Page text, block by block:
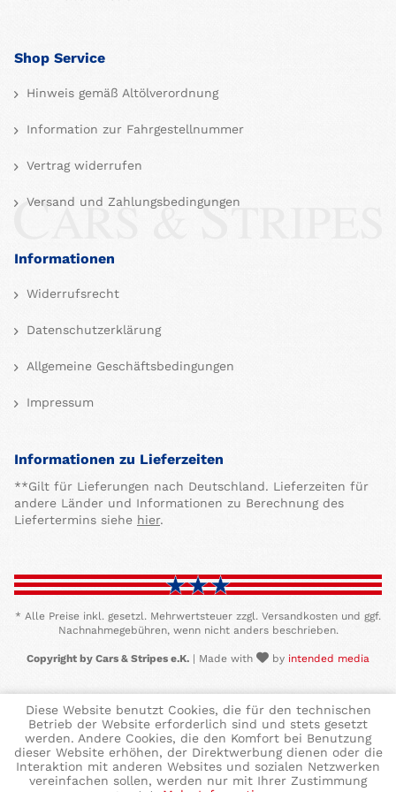
Shop Service
Hinweis gemäß Altölverordnung
Information zur Fahrgestellnummer
Vertrag widerrufen
Versand und Zahlungsbedingungen
Informationen
Widerrufsrecht
Datenschutzerklärung
Allgemeine Geschäftsbedingungen
Impressum
Informationen zu Lieferzeiten
**Gilt für Lieferungen nach Deutschland. Lieferzeiten für
andere Länder und Informationen zu Berechnung des
Liefertermins siehe hier.
* Alle Preise inkl. gesetzl. Mehrwertsteuer zzgl. Versandkosten und ggf.
Nachnahmegebühren, wenn nicht anders beschrieben.
Copyright by Cars & Stripes e.K. | Made with by intended media
Diese Website benutzt Cookies, die für den technischen
Betrieb der Website erforderlich sind und stets gesetzt
werden. Andere Cookies, die den Komfort bei Benutzung
dieser Website erhöhen, der Direktwerbung dienen oder die
Interaktion mit anderen Websites und sozialen Netzwerken
vereinfachen sollen, werden nur mit Ihrer Zustimmung